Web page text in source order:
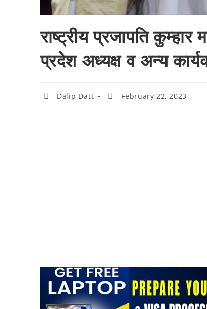
राष्ट्रीय प्रजापति कुम्हार
प्रदेश अध्यक्ष व अन्य
Dalip Datt February 22, 2023